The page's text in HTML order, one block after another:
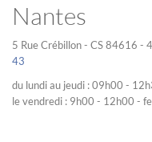
Nantes
5 Rue Crébillon - CS 84616 -
43
du lundi au jeudi : 09h00 -
le vendredi : 9h00 - 12h00 -